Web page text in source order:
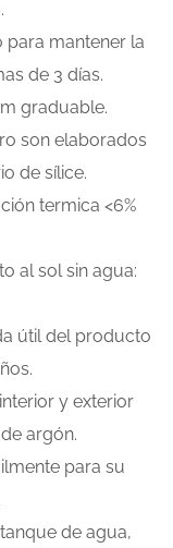
para mantener la
de 3 días.
graduable.
son elaborados
de sílice.
termica <6%
al sol sin agua:
útil del producto
y exterior
argón.
para su
de agua,